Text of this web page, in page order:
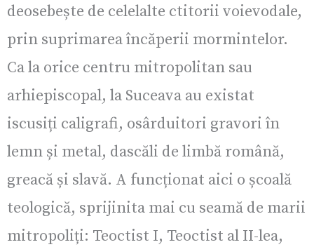
deosebește de celelalte ctitorii voievodale,
prin suprimarea încăperii mormintelor.
Ca la orice centru mitropolitan sau
arhiepiscopal, la Suceava au existat
iscusiți caligrafi, osârduitori gravori în
lemn și metal, dascăli de limbă română,
greacă și slavă. A funcționat aici o școală
teologică, sprijinita mai cu seamă de marii
mitropoliți: Teoctist I, Teoctist al II-lea,